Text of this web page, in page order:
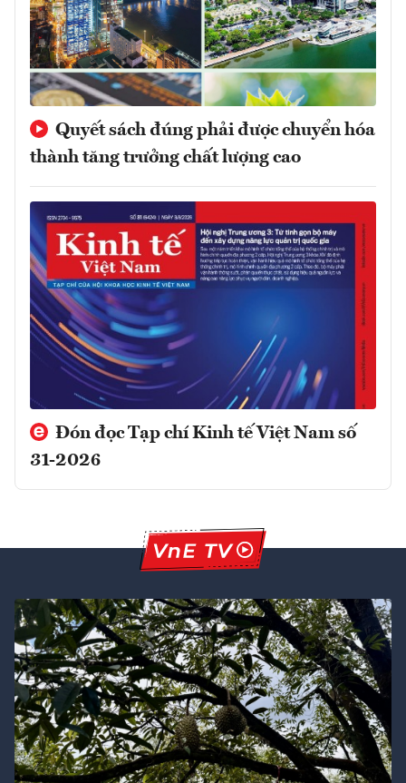
Quyết sách đúng phải được chuyển hóa
thành tăng trưởng chất lượng cao
Đón đọc Tạp chí Kinh tế Việt Nam số
31-2026